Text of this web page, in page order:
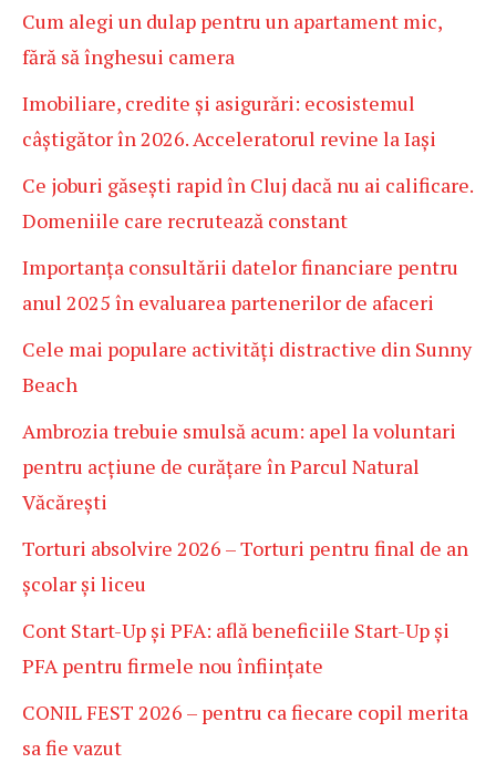
Cum alegi un dulap pentru un apartament mic,
fără să înghesui camera
Imobiliare, credite și asigurări: ecosistemul
câștigător în 2026. Acceleratorul revine la Iași
Ce joburi găsești rapid în Cluj dacă nu ai calificare.
Domeniile care recrutează constant
Importanța consultării datelor financiare pentru
anul 2025 în evaluarea partenerilor de afaceri
Cele mai populare activități distractive din Sunny
Beach
Ambrozia trebuie smulsă acum: apel la voluntari
pentru acțiune de curățare în Parcul Natural
Văcărești
Torturi absolvire 2026 – Torturi pentru final de an
școlar și liceu
Cont Start-Up și PFA: află beneficiile Start-Up și
PFA pentru firmele nou înființate
CONIL FEST 2026 – pentru ca fiecare copil merita
sa fie vazut